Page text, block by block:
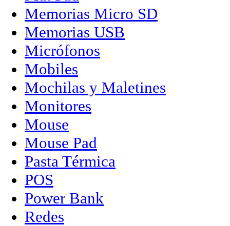
Memorias Micro SD
Memorias USB
Micrófonos
Mobiles
Mochilas y Maletines
Monitores
Mouse
Mouse Pad
Pasta Térmica
POS
Power Bank
Redes